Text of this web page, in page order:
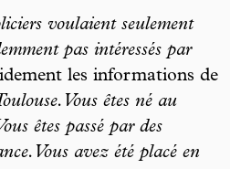
voulaient seulement
pas intéressés par
les informations de
Vous êtes né au
êtes passé par des
Vous avez été placé en